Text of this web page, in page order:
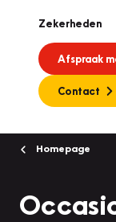
Zekerheden
Afspraak
Contact
Homepage